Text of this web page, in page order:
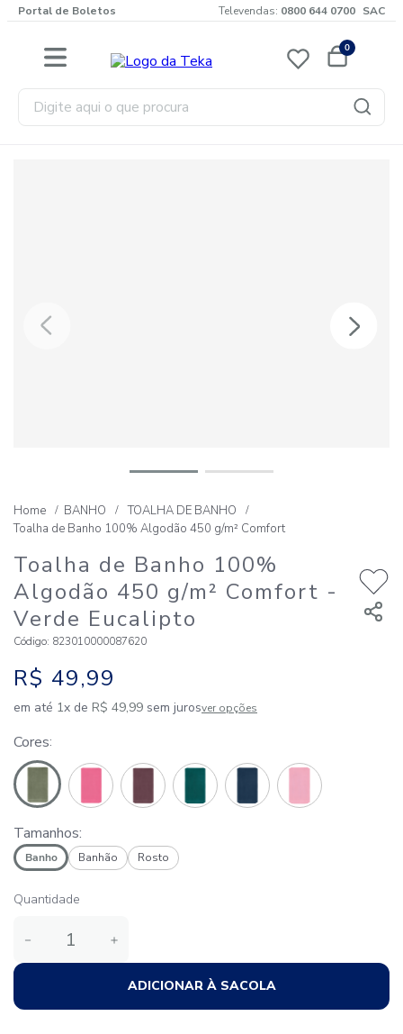
Portal de Boletos Televendas: 0800 644 0700 SAC
0
Digite aqui o que procura
BANHO
TOALHA DE BANHO
Toalha de Banho 100% Algodão 450 g/m² Comfort
Toalha de Banho 100%
Algodão 450 g/m² Comfort -
Verde Eucalipto
Código: 823010000087620
R$ 49,99
em até 1x de R$ 49,99 sem jurosver opções
Cores
Tamanhos:
Banho Banhão Rosto
Quantidade
＋
－
ADICIONAR À SACOLA